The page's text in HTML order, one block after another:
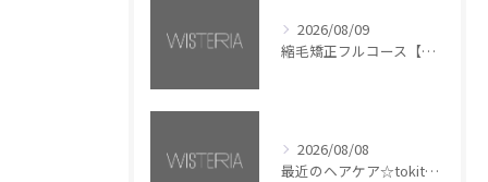
2026/08/09
縮毛矯正フルコース【銀座・美容室WISTERIA】
2026/08/08
最近のヘアケア☆tokita【銀座・美容室WISTERIA】